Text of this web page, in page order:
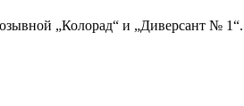
„Колорад“ и „Диверсант № 1“.